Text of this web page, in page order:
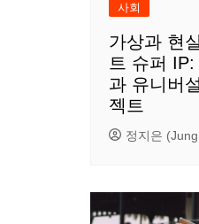
사회
가상과 현
트 슈퍼 IP:
과 유니버
젝트
정지은